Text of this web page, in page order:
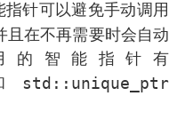
针可以避免手动调用
且在不再需要时会自动
的智能指针有
std::unique_ptr